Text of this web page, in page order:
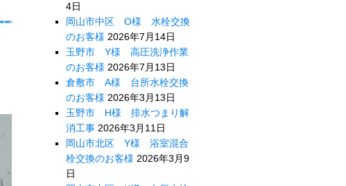
4日
岡山市中区 O様 水栓交換
のお客様 2026年7月14日
玉野市 Y様 高圧洗浄作業
のお客様 2026年7月13日
倉敷市 A様 台所水栓交換
のお客様 2026年3月13日
玉野市 H様 排水つまり解
消工事 2026年3月11日
岡山市北区 Y様 浴室混合
栓交換のお客様 2026年3月9
日